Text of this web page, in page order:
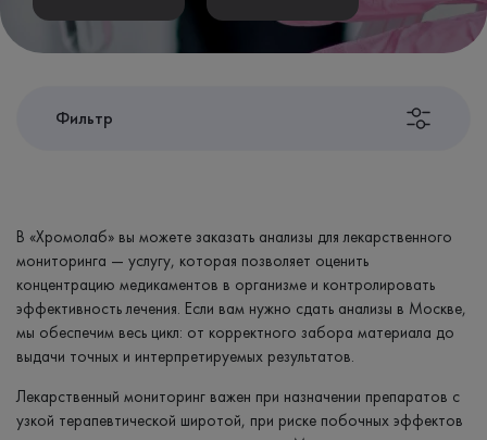
Фильтр
В «Хромолаб» вы можете заказать анализы для лекарственного
мониторинга — услугу, которая позволяет оценить
концентрацию медикаментов в организме и контролировать
эффективность лечения. Если вам нужно сдать анализы в Москве,
мы обеспечим весь цикл: от корректного забора материала до
выдачи точных и интерпретируемых результатов.
Лекарственный мониторинг важен при назначении препаратов с
узкой терапевтической широтой, при риске побочных эффектов